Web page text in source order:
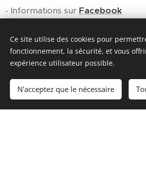
- Informations sur Facebook
Règlement
Grand
Ce site utilise des cookies pour
fonctionnement, la sécurité, et vous
expérience utilisateur possible.
N'acceptez que le nécessaire